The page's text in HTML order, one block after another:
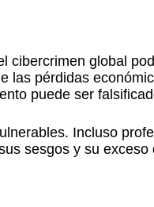
cibercrimen global
las pérdidas
puede ser
Incluso
sesgos y su exceso